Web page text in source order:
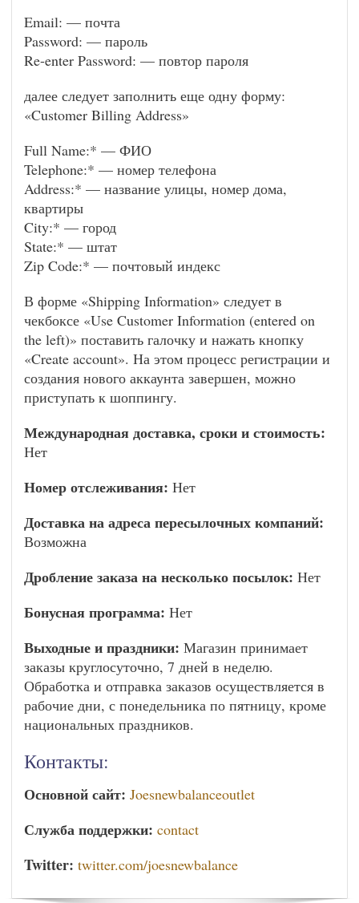
Email: — почта
Password: — пароль
Re-enter Password: — повтор пароля
далее следует заполнить еще одну форму:
«Customer Billing Address»
Full Name:* — ФИО
Telephone:* — номер телефона
Address:* — название улицы, номер дома,
квартиры
City:* — город
State:* — штат
Zip Code:* — почтовый индекс
В форме «Shipping Information» следует в
чекбоксе «Use Customer Information (entered on
the left)» поставить галочку и нажать кнопку
«Create account». На этом процесс регистрации и
создания нового аккаунта завершен, можно
приступать к шоппингу.
Международная доставка, сроки и стоимость:
Нет
Номер отслеживания: Нет
Доставка на адреса пересылочных компаний:
Возможна
Дробление заказа на несколько посылок: Нет
Бонусная программа: Нет
Выходные и праздники: Магазин принимает
заказы круглосуточно, 7 дней в неделю.
Обработка и отправка заказов осуществляется в
рабочие дни, с понедельника по пятницу, кроме
национальных праздников.
Контакты:
Основной сайт: Joesnewbalanceoutlet
Служба поддержки: contact
Twitter: twitter.com/joesnewbalance